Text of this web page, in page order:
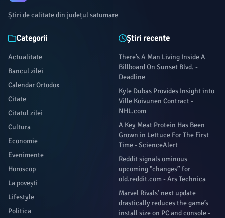
Știri de calitate din județul satumare
Categorii
Actualitate
Bancul zilei
Calendar Ortodox
Citate
Citatul zilei
Cultura
Economie
Evenimente
Horoscop
La povești
Lifestyle
Politica
Știri recente
There’s A Man Living Inside A
Billboard On Sunset Blvd. -
Deadline
Kyle Dubas Provides Insight into
Ville Koivunen Contract -
NHL.com
A Key Meat Protein Has Been
Grown in Lettuce For The First
Time - ScienceAlert
Reddit signals ominous
upcoming "changes” for
old.reddit.com - Ars Technica
Marvel Rivals’ next update
drastically reduces the game’s
install size on PC and console -